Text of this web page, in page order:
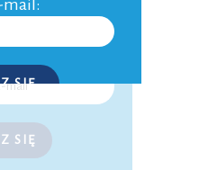
SIĘ
mail:
SIĘ